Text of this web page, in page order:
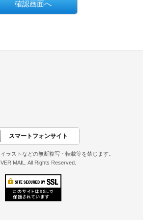
スマートフォンサイト
ラストなどの無断複写・転載等を禁じます。
MAIL. All Rights Reserved.